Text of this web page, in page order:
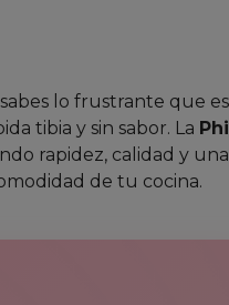
lo frustrante que es
tibia y sin sabor. La
rapidez, calidad y una
de tu cocina.